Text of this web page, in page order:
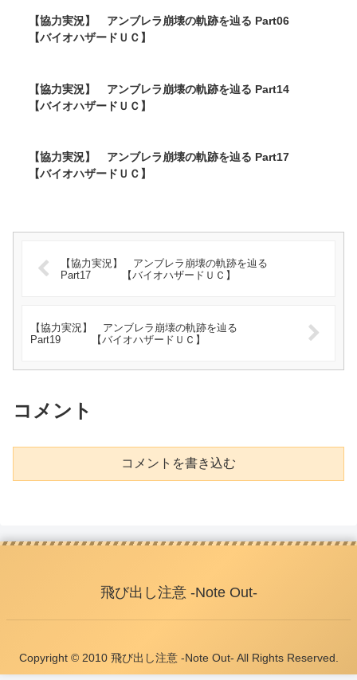
【協力実況】 アンブレラ崩壊の軌跡を辿る Part06
【バイオハザードＵＣ】
【協力実況】 アンブレラ崩壊の軌跡を辿る Part14
【バイオハザードＵＣ】
【協力実況】 アンブレラ崩壊の軌跡を辿る Part17
【バイオハザードＵＣ】
【協力実況】 アンブレラ崩壊の軌跡を辿る
Part17 【バイオハザードＵＣ】
【協力実況】 アンブレラ崩壊の軌跡を辿る
Part19 【バイオハザードＵＣ】
コメント
コメントを書き込む
飛び出し注意 -Note Out-
Copyright © 2010 飛び出し注意 -Note Out- All Rights Reserved.